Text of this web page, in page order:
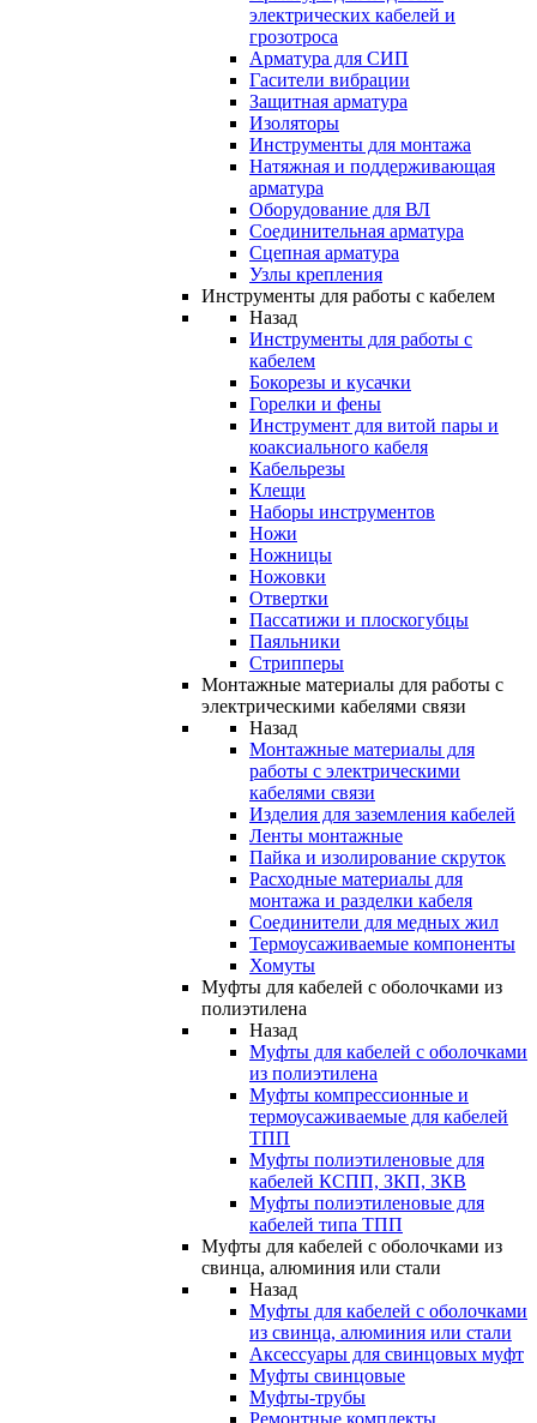
электрических кабелей и
грозотроса
Арматура для СИП
Гасители вибрации
Защитная арматура
Изоляторы
Инструменты для монтажа
Натяжная и поддерживающая
арматура
Оборудование для ВЛ
Соединительная арматура
Сцепная арматура
Узлы крепления
Инструменты для работы с кабелем
Назад
Инструменты для работы с
кабелем
Бокорезы и кусачки
Горелки и фены
Инструмент для витой пары и
коаксиального кабеля
Кабельрезы
Клещи
Наборы инструментов
Ножи
Ножницы
Ножовки
Отвертки
Пассатижи и плоскогубцы
Паяльники
Стрипперы
Монтажные материалы для работы с
электрическими кабелями связи
Назад
Монтажные материалы для
работы с электрическими
кабелями связи
Изделия для заземления кабелей
Ленты монтажные
Пайка и изолирование скруток
Расходные материалы для
монтажа и разделки кабеля
Соединители для медных жил
Термоусаживаемые компоненты
Хомуты
Муфты для кабелей с оболочками из
полиэтилена
Назад
Муфты для кабелей с оболочками
из полиэтилена
Муфты компрессионные и
термоусаживаемые для кабелей
ТПП
Муфты полиэтиленовые для
кабелей КСПП, ЗКП, ЗКВ
Муфты полиэтиленовые для
кабелей типа ТПП
Муфты для кабелей с оболочками из
свинца, алюминия или стали
Назад
Муфты для кабелей с оболочками
из свинца, алюминия или стали
Аксессуары для свинцовых муфт
Муфты свинцовые
Муфты-трубы
Ремонтные комплекты